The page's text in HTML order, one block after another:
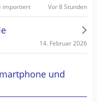
importiert Vor 8 Stunden
14. Februar 2026
und